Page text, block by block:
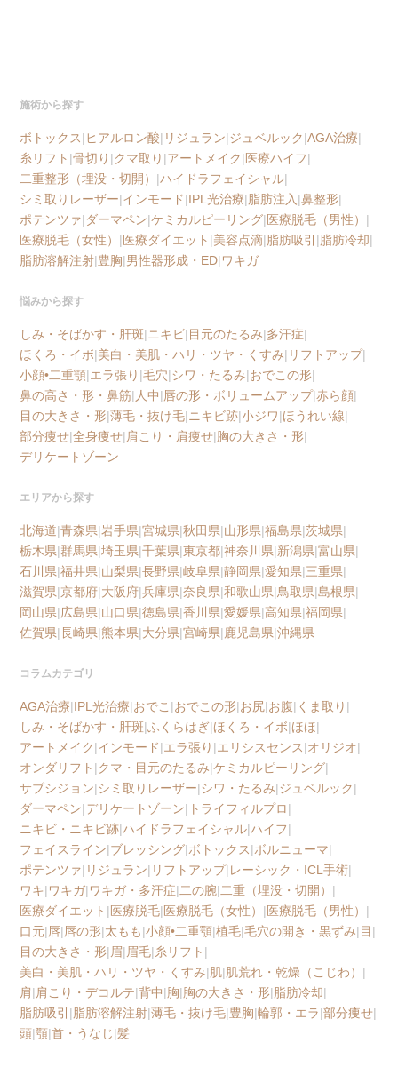
施術から探す
ボトックス|ヒアルロン酸| リジュラン|ジュベルック|AGA治療|
糸リフト |骨切り |クマ取り |アートメイク|医療ハイフ|
二重整形（埋没・切開） |ハイドラフェイシャル|
シミ取りレーザー|インモード|IPL光治療|脂肪注入 |鼻整形|
ポテンツァ|ダーマペン|ケミカルピーリング|医療脱毛（男性） |
医療脱毛（女性） |医療ダイエット |美容点滴|脂肪吸引 |脂肪冷却|
脂肪溶解注射|豊胸|男性器形成・ED|ワキガ
悩みから探す
しみ・そばかす・肝斑| ニキビ|目元のたるみ|多汗症|
ほくろ・イボ|美白・美肌・ハリ・ツヤ・くすみ| リフトアップ|
小顔•二重顎|エラ張り |毛穴|シワ・たるみ|おでこの形|
鼻の高さ・形・鼻筋| 人中|唇の形・ボリュームアップ|赤ら顔|
目の大きさ・形|薄毛・抜け毛| ニキビ跡|小ジワ|ほうれい線|
部分痩せ|全身痩せ|肩こり・肩痩せ|胸の大きさ・形|
デリケートゾーン
エリアから探す
北海道|青森県|岩手県|宮城県|秋田県|山形県|福島県|茨城県|
栃木県|群馬県|埼玉県|千葉県|東京都|神奈川県|新潟県|富山県|
石川県|福井県|山梨県|長野県|岐阜県|静岡県|愛知県|三重県|
滋賀県|京都府|大阪府|兵庫県|奈良県|和歌山県|鳥取県|島根県|
岡山県|広島県|山口県|徳島県|香川県|愛媛県|高知県|福岡県|
佐賀県|長崎県|熊本県|大分県|宮崎県|鹿児島県|沖縄県
コラムカテゴリ
AGA治療|IPL光治療|おでこ |おでこの形|お尻|お腹| くま取り |
しみ・そばかす・肝斑|ふくらはぎ|ほくろ・イボ|ほほ|
アートメイク|インモード|エラ張り |エリシスセンス|オリジオ|
オンダリフト |クマ・目元のたるみ|ケミカルピーリング|
サブシジョン|シミ取りレーザー|シワ・たるみ|ジュベルック|
ダーマペン|デリケートゾーン| トライフィルプロ|
ニキビ・ニキビ跡|ハイドラフェイシャル|ハイフ|
フェイスライン|ブレッシング|ボトックス|ボルニューマ|
ポテンツァ| リジュラン| リフトアップ|レーシック・ICL手術|
ワキ|ワキガ|ワキガ・多汗症|二の腕|二重（埋没・切開） |
医療ダイエット |医療脱毛|医療脱毛（女性） |医療脱毛（男性） |
口元|唇|唇の形|太もも|小顔•二重顎|植毛|毛穴の開き・黒ずみ|目 |
目の大きさ・形|眉|眉毛|糸リフト |
美白・美肌・ハリ・ツヤ・くすみ|肌|肌荒れ・乾燥（こじわ） |
肩|肩こり・デコルテ|背中|胸|胸の大きさ・形|脂肪冷却|
脂肪吸引 |脂肪溶解注射|薄毛・抜け毛|豊胸|輪郭・エラ|部分痩せ|
頭|顎|首・うなじ|髪